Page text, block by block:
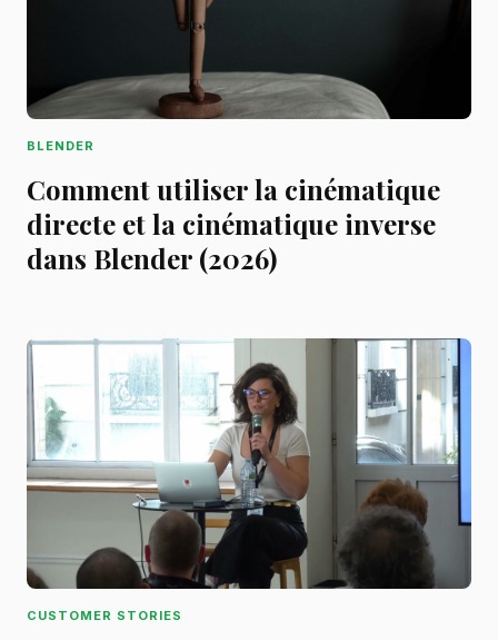
BLENDER
Comment utiliser la cinématique
directe et la cinématique inverse
dans Blender (2026)
CUSTOMER STORIES